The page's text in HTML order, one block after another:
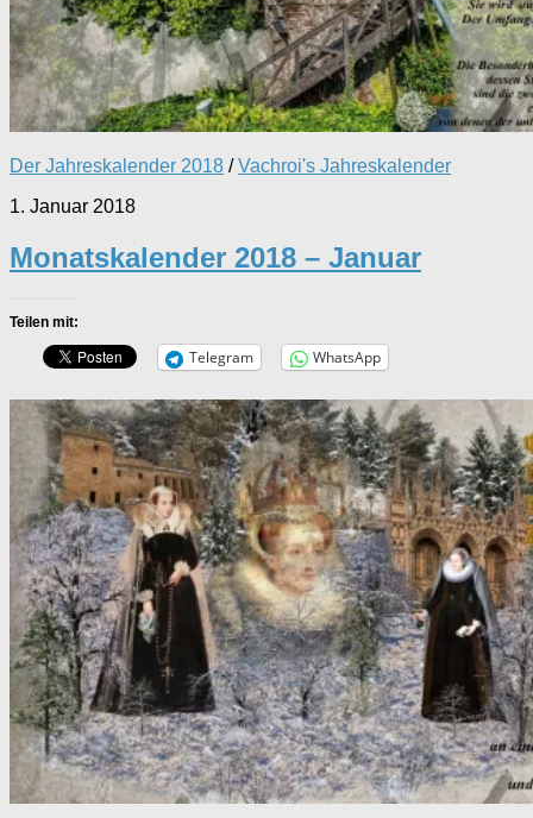
Der Jahreskalender 2018 /Vachroi's Jahreskalender
1. Januar 2018
Monatskalender 2018 – Januar
Teilen mit:
Telegram WhatsApp